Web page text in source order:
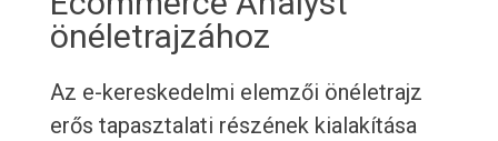
önéletrajzához
Az e-kereskedelmi elemzői önéletrajz
erős tapasztalati részének kialakítása